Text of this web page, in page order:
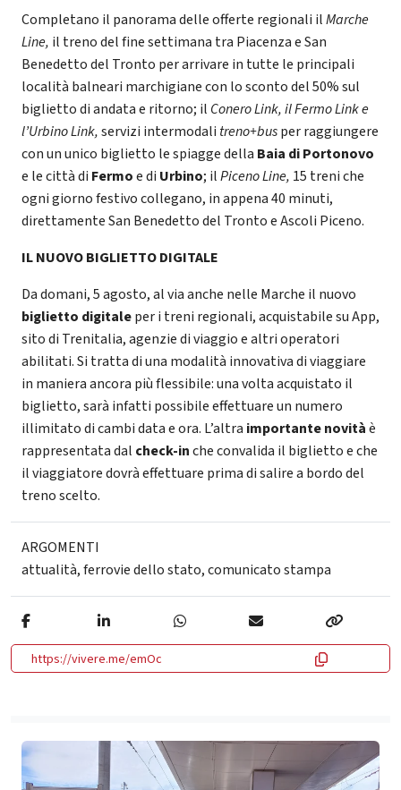
Completano il panorama delle offerte regionali ilMarche
Line, il treno del fine settimana tra Piacenza e San
Benedetto del Tronto per arrivare in tutte le principali
località balneari marchigiane con lo sconto del 50% sul
biglietto di andata e ritorno; il Conero Link, il Fermo Link e
l’Urbino Link,servizi intermodali treno+busper raggiungere
con un unico biglietto le spiagge della Baia di Portonovo
e le città di Fermoe di Urbino; ilPiceno Line, 15 treni che
ogni giorno festivo collegano, in appena 40 minuti,
direttamente San Benedetto del Tronto e Ascoli Piceno.
IL NUOVO BIGLIETTO DIGITALE
Da domani,5 agosto, al via anche nelle Marche il nuovo
biglietto digitaleper i treni regionali, acquistabile su App,
sito di Trenitalia, agenzie di viaggio e altri operatori
abilitati. Si tratta di una modalità innovativa di viaggiare
in maniera ancora più flessibile: una volta acquistato il
biglietto, sarà infatti possibile effettuare un numero
illimitato di cambi data e ora. L’altra importante novitàè
rappresentata dal check-inche convalida il biglietto e che
il viaggiatore dovrà effettuare prima di salire a bordo del
treno scelto.
ARGOMENTI
attualità,ferrovie dello stato,comunicato stampa
https://vivere.me/emOc